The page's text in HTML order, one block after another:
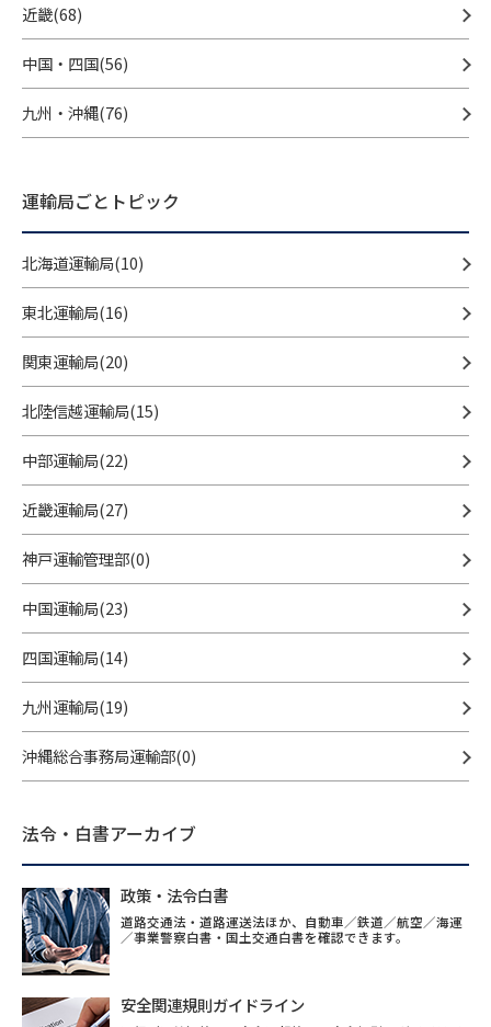
近畿(68)
中国・四国(56)
九州・沖縄(76)
運輸局ごとトピック
北海道運輸局(10)
東北運輸局(16)
関東運輸局(20)
北陸信越運輸局(15)
中部運輸局(22)
近畿運輸局(27)
神戸運輸管理部(0)
中国運輸局(23)
四国運輸局(14)
九州運輸局(19)
沖縄総合事務局運輸部(0)
法令・白書アーカイブ
政策・法令白書
道路交通法・道路運送法ほか、自動車／鉄道／航空／海運
／事業警察白書・国土交通白書を確認できます。
安全関連規則ガイドライン